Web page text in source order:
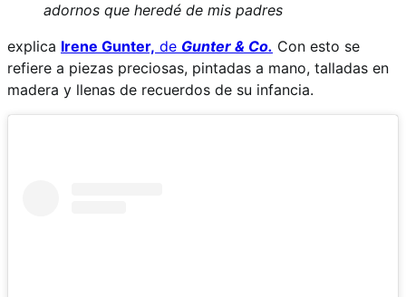
adornos que heredé de mis padres
explica Irene Gunter, de Gunter & Co. Con esto se
refiere a piezas preciosas, pintadas a mano, talladas en
madera y llenas de recuerdos de su infancia.